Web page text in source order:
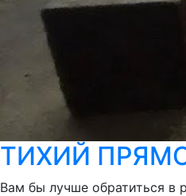
ТИХИЙ
Вам бы лучше обратиться в